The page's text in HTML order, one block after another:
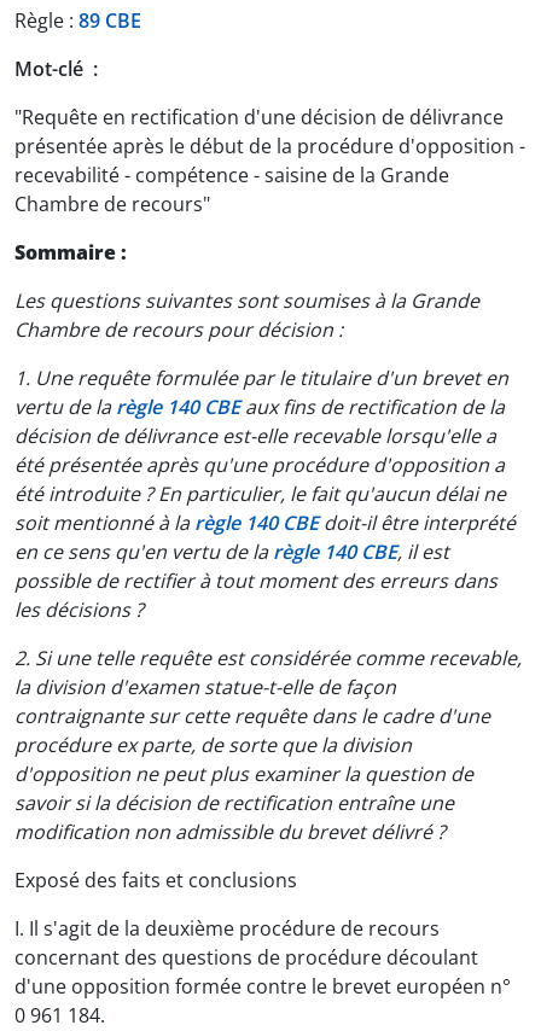
Règle : 89 CBE
Mot-clé :
"Requête en rectification d'une décision de délivrance
présentée après le début de la procédure d'opposition -
recevabilité - compétence - saisine de la Grande
Chambre de recours"
Sommaire :
Les questions suivantes sont soumises à la Grande
Chambre de recours pour décision :
1. Une requête formulée par le titulaire d'un brevet en
vertu de larègle 140 CBEaux fins de rectification de la
décision de délivrance est-elle recevable lorsqu'elle a
été présentée après qu'une procédure d'opposition a
été introduite ? En particulier, le fait qu'aucun délai ne
soit mentionné à larègle 140 CBEdoit-il être interprété
en ce sens qu'en vertu de larègle 140 CBE, il est
possible de rectifier à tout moment des erreurs dans
les décisions ?
2. Si une telle requête est considérée comme recevable,
la division d'examen statue-t-elle de façon
contraignante sur cette requête dans le cadre d'une
procédure ex parte, de sorte que la division
d'opposition ne peut plus examiner la question de
savoir si la décision de rectification entraîne une
modification non admissible du brevet délivré ?
Exposé des faits et conclusions
I. Il s'agit de la deuxième procédure de recours
concernant des questions de procédure découlant
d'une opposition formée contre le brevet européen n°
0 961 184.